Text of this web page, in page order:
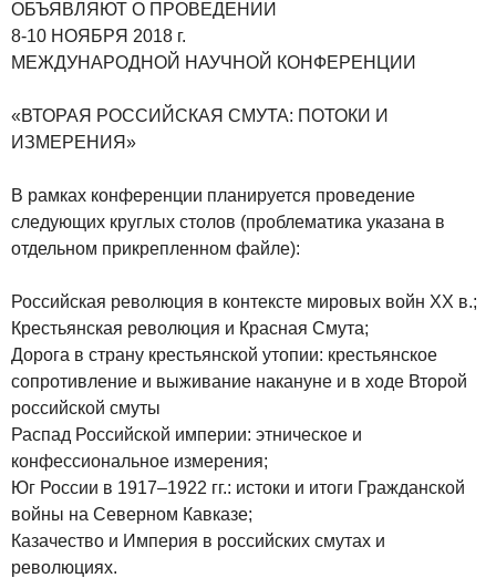
ОБЪЯВЛЯЮТ О ПРОВЕДЕНИИ
8-10 НОЯБРЯ 2018 г.
МЕЖДУНАРОДНОЙ НАУЧНОЙ КОНФЕРЕНЦИИ
«ВТОРАЯ РОССИЙСКАЯ СМУТА: ПОТОКИ И
ИЗМЕРЕНИЯ»
В рамках конференции планируется проведение
следующих круглых столов (проблематика указана в
отдельном прикрепленном файле):
Российская революция в контексте мировых войн XX в.;
Крестьянская революция и Красная Смута;
Дорога в страну крестьянской утопии: крестьянское
сопротивление и выживание накануне и в ходе Второй
российской смуты
Распад Российской империи: этническое и
конфессиональное измерения;
Юг России в 1917–1922 гг.: истоки и итоги Гражданской
войны на Северном Кавказе;
Казачество и Империя в российских смутах и
революциях.